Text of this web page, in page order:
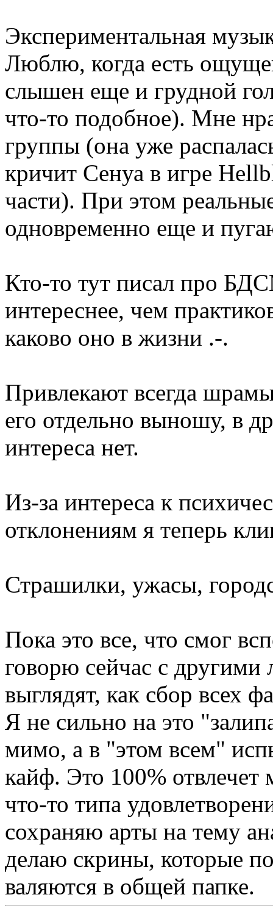
Экспериментальная
Люблю, когда есть
слышен еще и грудной
что-то подобное). Мне
группы (она уже
кричит Сенуа в игре
части). При этом
одновременно еще и
Кто-то тут писал про
интереснее, чем
каково оно в жизни .-.
Привлекают всегда
его отдельно выношу, в
интереса нет.
Из-за интереса к
отклонениям я теперь
Страшилки, ужасы,
Пока это все, что смог
говорю сейчас с
выглядят, как сбор всех
Я не сильно на это
мимо, а в "этом всем"
кайф. Это 100%
что-то типа
сохраняю арты на тему
делаю скрины, которые
валяются в общей папке.